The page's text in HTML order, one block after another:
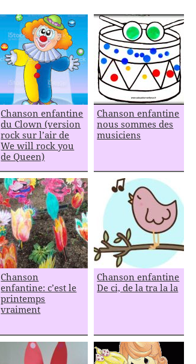
Chanson enfantine
du Clown (version
rock sur l’air de
We will rock you
de Queen)
Chanson enfantine
nous sommes des
musiciens
Chanson
enfantine: c’est le
printemps
vraiment
Chanson enfantine
De ci, de la tra la la